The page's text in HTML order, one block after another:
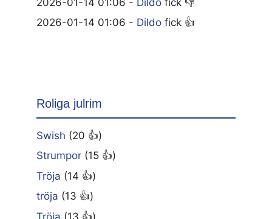
2026-01-14 01:06 - Dildo fick 👍
Roliga julrim
Swish (20 👍)
Strumpor (15 👍)
Tröja (14 👍)
tröja (13 👍)
Tröja (13 👍)